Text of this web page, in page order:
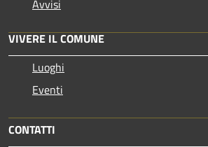
Avvisi
VIVERE IL COMUNE
Luoghi
Eventi
CONTATTI